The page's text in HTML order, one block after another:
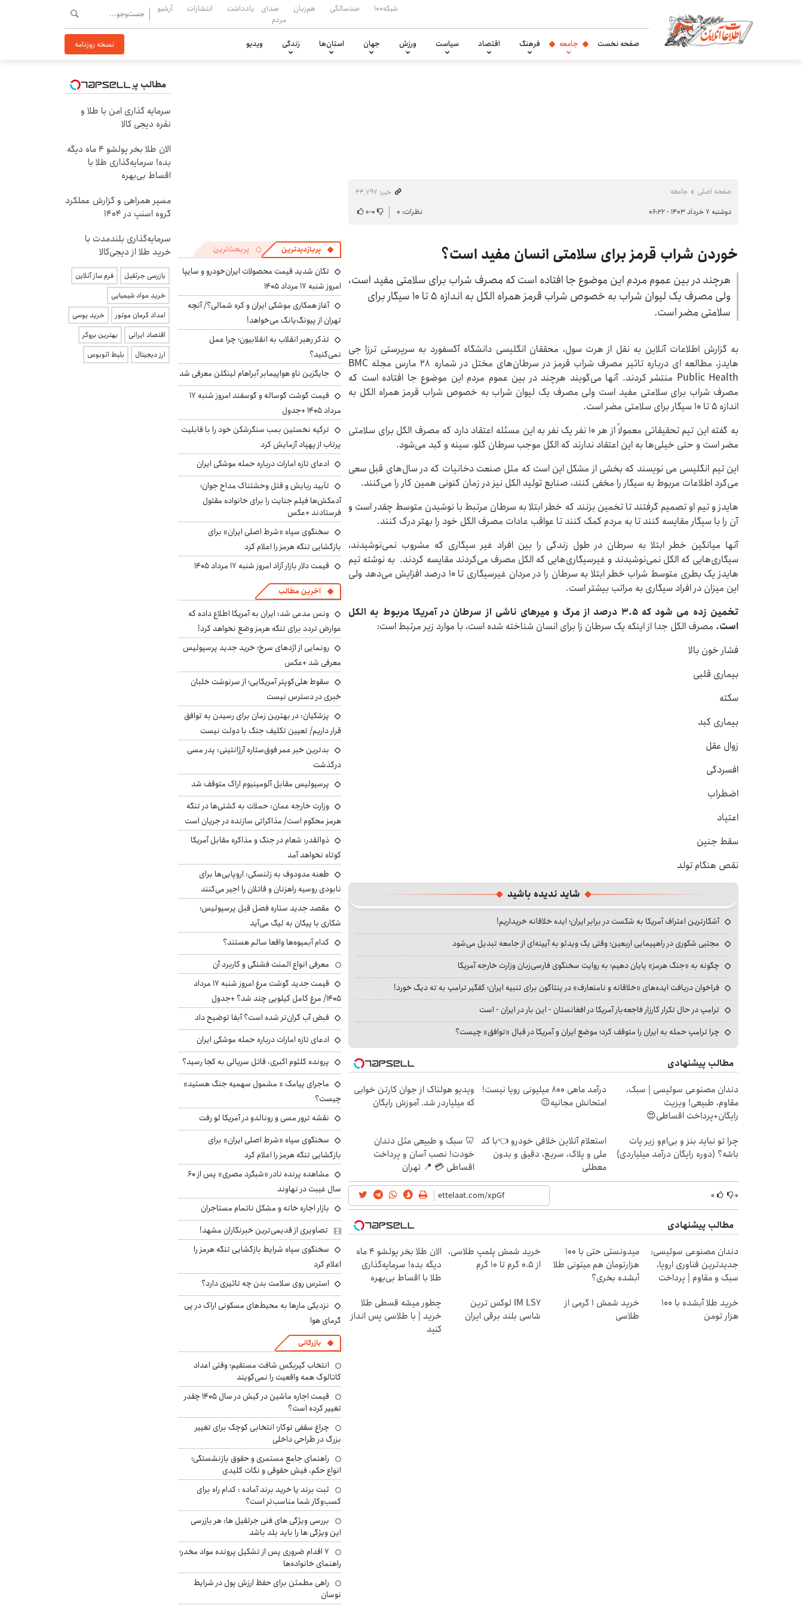
شبکه۱۰۰ صدسالگی هم‌زبان
صدای
مردم
یادداشت انتشارات آرشیو
صفحه نخست جامعه فرهنگ اقتصاد سیاست ورزش جهان استان‌ها زندگی ویدیو نسخه روزنامه
صفحه اصلی جامعه
خبر: ۴۴٬۷۹۷
دوشنبه ۷ خرداد ۱۴۰۳ - ۰۶:۲۲
نظرات: ۰ ۰-۰
خوردن شراب قرمز برای سلامتی انسان مفید است؟
هرچند در بین عموم مردم این موضوع جا افتاده است که مصرف شراب برای سلامتی مفید است،
ولی مصرف یک لیوان شراب به خصوص شراب قرمز همراه الکل به اندازه ۵ تا ۱۰ سیگار برای
سلامتی مضر است.
به گزارش اطلاعات آنلاین به نقل از هرت سول، محققان انگلیسی دانشگاه آکسفورد به سرپرستی ترزا جی
هایدز، مطالعه ای درباره تاثیر مصرف شراب قرمز در سرطان‌های مختل در شماره 28 مارس مجله BMC
Public Health منتشر کردند. آنها می‌گویند هرچند در بین عموم مردم این موضوع جا افتاده است که
مصرف شراب برای سلامتی مفید است ولی مصرف یک لیوان شراب به خصوص شراب قرمز همراه الکل به
اندازه 5 تا 10 سیگار برای سلامتی مضر است.
به گفته این تیم تحقیقاتی معمولاً از هر 10 نفر یک نفر به این مسئله اعتقاد دارد که مصرف الکل برای سلامتی
مضر است و حتی خیلی‌ها به این اعتقاد ندارند که الکل موجب سرطان گلو، سینه و کبد می‌شود.
این تیم انگلیسی می نویسند که بخشی از مشکل این است که مثل صنعت دخانیات که در سال‌های قبل سعی
می‌کرد اطلاعات مربوط به سیگار را مخفی کنند، صنایع تولید الکل نیز در زمان کنونی همین کار را می‌کنند.
هایدز و تیم او تصمیم گرفتند تا تخمین بزنند که خطر ابتلا به سرطان مرتبط با نوشیدن متوسط چقدر است و
آن را با سیگار مقایسه کنند تا به مردم کمک کنند تا عواقب عادات مصرف الکل خود را بهتر درک کنند.
آنها میانگین خطر ابتلا به سرطان در طول زندگی را بین افراد غیر سیگاری که مشروب نمی‌نوشیدند،
سیگاری‌هایی که الکل نمی‌نوشیدند و غیرسیگاری‌هایی که الکل مصرف می‌کردند مقایسه کردند. به نوشته تیم
هایدز یک بطری متوسط شراب خطر ابتلا به سرطان را در مردان غیرسیگاری تا 10 درصد افزایش می‌دهد ولی
این میزان در افراد سیگاری به مراتب بیشتر است.
تخمین زده می شود که 3.5 درصد از مرگ و میرهای ناشی از سرطان در آمریکا مربوط به الکل
است. مصرف الکل جدا از اینکه یک سرطان زا برای انسان شناخته شده است، با موارد زیر مرتبط است:
فشار خون بالا
بیماری قلبی
سکته
بیماری کبد
زوال عقل
افسردگی
اضطراب
اعتیاد
سقط جنین
نقص هنگام تولد
شاید ندیده باشید
آشکارترین اعتراف آمریکا به شکست در برابر ایران؛ ایده خلاقانه خریداریم!
مجتبی شکوری در راهپیمایی اربعین؛ وقتی یک ویدئو به آیینه‌ای از جامعه تبدیل می‌شود
چگونه به «جنگ هرمز» پایان دهیم؛ به روایت سخنگوی فارسی‌زبان وزارت خارجه آمریکا
فراخوان دریافت ایده‌های «خلاقانه و نامتعارف» در پنتاگون برای تنبیه ایران؛ کفگیر ترامپ به ته دیگ خورد!
ترامپ در حال تکرار کارزار فاجعه‌بار آمریکا در افغانستان - این بار در ایران - است
چرا ترامپ حمله به ایران را متوقف کرد؛ موضع ایران و آمریکا در قبال «توافق» چیست؟
مطالب پیشنهادی
دندان مصنوعی سوئیسی | سبک،
مقاوم، طبیعی! ویزیت
رایگان+پرداخت اقساطی😍
درآمد ماهی 800 میلیونی رویا نیست!
امتحانش مجانیه😉
ویدیو هولناک از جوان کارتن خوابی
که میلیاردر شد. آموزش رایگان
چرا تو نباید بنز و بی‌ام‌و زیر پات
باشه؟ (دوره رایگان درآمد میلیاردی)
استعلام آنلاین خلافی خودرو 👈با کد
ملی و پلاک، سریع، دقیق و بدون
معطلی
🦷 سبک و طبیعی مثل دندان
خودت! نصب آسان و پرداخت
اقساطی 💳 📍 تهران
۰ ۰
مطالب پیشنهادی
دندان مصنوعی سوئیسی:
جدیدترین فناوری اروپا،
سبک و مقاوم | پرداخت
میدونستی حتی با ۱۰۰
هزارتومان هم میتونی طلا
آبشده بخری؟
خرید شمش پلمپ طلاسی،
از ۰.۵ گرم تا ۱۰ گرم
الان طلا بخر پولشو 4 ماه
دیگه بده! سرمایه‌گذاری
طلا با اقساط بی‌بهره
خرید طلا آبشده با 100
هزار تومن
خرید شمش 1 گرمی از
طلاسی
IM LS7 لوکس ترین
شاسی بلند برقی ایران
چطور میشه قسطی طلا
خرید | با طلاسی پس انداز
کنید
پربازدیدترین پربحث‌ترین
تکان شدید قیمت محصولات ایران‌خودرو و سایپا
امروز شنبه ۱۷ مرداد ۱۴۰۵
آغاز همکاری موشکی ایران و کره شمالی؟/ آنچه
تهران از پیونگ‌یانگ می‌خواهد!
تذکر رهبر انقلاب به انقلابیون؛ چرا عمل
نمی‌کنید؟
جایگزین ناو هواپیمابر آبراهام لینکلن معرفی شد
قیمت گوشت گوساله و گوسفند امروز شنبه ۱۷
مرداد ۱۴۰۵ +جدول
ترکیه نخستین بمب سنگرشکن خود را با قابلیت
پرتاب از پهپاد آزمایش کرد
ادعای تازه امارات درباره حمله موشکی ایران
تأیید ربایش و قتل وحشتناک مداح جوان؛
آدمکش‌ها فیلم جنایت را برای خانواده مقتول
فرستادند +عکس
سخنگوی سپاه «شرط اصلی ایران» برای
بازگشایی تنگه هرمز را اعلام کرد
قیمت دلار بازار آزاد امروز شنبه ۱۷ مرداد ۱۴۰۵
آخرین مطالب
ونس مدعی شد: ایران به آمریکا اطلاع داده که
عوارض تردد برای تنگه هرمز وضع نخواهد کرد!
رونمایی از اژدهای سرخ؛ خرید جدید پرسپولیس
معرفی شد +عکس
سقوط هلی‌کوپتر آمریکایی؛ از سرنوشت خلبان
خبری در دسترس نیست
پزشکیان‌: در بهترین زمان برای رسیدن به توافق
قرار داریم/ تعیین تکلیف جنگ با دولت نیست
بدترین خبر عمر فوق‌ستاره آرژانتینی: پدر مسی
درگذشت
پرسپولیس مقابل آلومینیوم اراک متوقف شد
وزارت خارجه عمان: حملات به کشتی‌ها در تنگه
هرمز محکوم است/ مذاکراتی سازنده در جریان است
ذوالقدر: شعام در جنگ و مذاکره مقابل آمریکا
کوتاه نخواهد آمد
طعنه مدودوف به زلنسکی: اروپایی‌ها برای
نابودی روسیه راهزنان و قاتلان را اجیر می‌کنند
مقصد جدید ستاره فصل قبل پرسپولیس؛
شکاری با پیکان به لیگ می‌آید
کدام آبمیوه‌ها واقعا سالم هستند؟
معرفی انواع المنت فشنگی و کاربرد آن
قیمت جدید گوشت مرغ امروز شنبه ۱۷ مرداد
۱۴۰۵/ مرغ کامل کیلویی چند شد؟ +جدول
قبض آب گران‌تر شده است؟ آبفا توضیح داد
ادعای تازه امارات درباره حمله موشکی ایران
پرونده کلثوم اکبری، قاتل سریالی به کجا رسید؟
ماجرای پیامک « مشمول سهمیه جنگ هستید»
چیست؟
نقشه ترور مسی و رونالدو در آمریکا لو رفت
سخنگوی سپاه «شرط اصلی ایران» برای
بازگشایی تنگه هرمز را اعلام کرد
مشاهده پرنده نادر «شبگرد مصری» پس از ۶۰
سال غیبت در نهاوند
بازار اجاره خانه و مشکل ناتمام مستاجران
تصاویری از قدیمی‌ترین خبرنگاران مشهد!
سخنگوی سپاه شرایط بازگشایی تنگه هرمز را
اعلام کرد
استرس روی سلامت بدن چه تاثیری دارد؟
نزدیکی مارها به محیط‌های مسکونی اراک در پی
گرمای هوا
بازرگانی
انتخاب گیربکس شافت مستقیم؛ وقتی اعداد
کاتالوگ همه واقعیت را نمی‌گویند
قیمت اجاره ماشین در کیش در سال ۱۴۰۵ چقدر
تغییر کرده است؟
چراغ سقفی توکار؛ انتخابی کوچک برای تغییر
بزرگ در طراحی داخلی
راهنمای جامع مستمری و حقوق بازنشستگی؛
انواع حکم، فیش حقوقی و نکات کلیدی
ثبت برند یا خرید برند آماده : کدام راه برای
کسب‌وکار شما مناسب‌تر است؟
بررسی ویژگی های فنی جرثقیل ها: هر بازرسی
این ویژگی ها را باید بلد باشد
۷ اقدام ضروری پس از تشکیل پرونده مواد مخدر؛
راهنمای خانواده‌ها
راهی مطمئن برای حفظ ارزش پول در شرایط
نوسان
مطالب پیشنهادی
سرمایه گذاری امن با طلا و
نقره دیجی کالا
الان طلا بخر پولشو 4 ماه دیگه
بده! سرمایه‌گذاری طلا با
اقساط بی‌بهره
مسیر همراهی و گزارش عملکرد
گروه اسنپ در ۱۴۰۴
سرمایه‌گذاری بلندمدت با
خرید طلا از دیجی‌کالا
بازرسی جرثقیل
فرم ساز آنلاین
خرید مواد شیمیایی
امداد کرمان موتور
خرید یوسی
اقتصاد ایرانی
بهترین بروکر
ارز دیجیتال
بلیط اتوبوس